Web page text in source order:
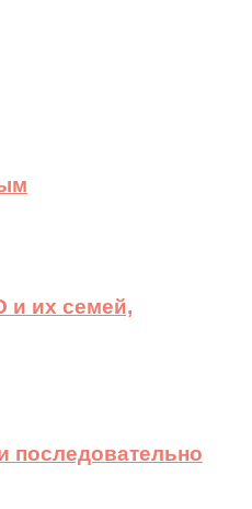
и их семей,
последовательно